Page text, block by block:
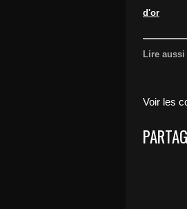
d'or
Lire aussi
Voir les